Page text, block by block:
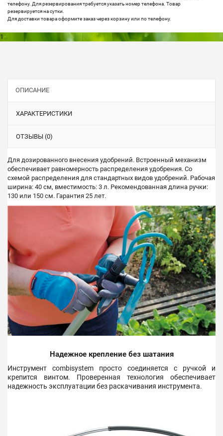
телефону. Для резервирования требуется указать номер телефона. Товар
резервируется на сутки.
Для доставки товара оформите заказ через корзину или по телефону.
1
ОПИСАНИЕ
ХАРАКТЕРИСТИКИ
ОТЗЫВЫ (0)
Для дозированного внесения удобрений. Встроенный механизм
обеспечивает равномерность распределения удобрения. Со
схемой распределения для стандартных видов удобрений. Рабочая
ширина: 40 см, вместимость: 3 л. Рекомендованная длина ручки:
130 или 150 см. Гарантия 25 лет.
Надежное крепление без шатания
Инструмент сombisystem просто соединяется с ручкой и
крепится винтом. Проверенная технология обеспечивает
надежность эксплуатации без раскачивания инструмента.